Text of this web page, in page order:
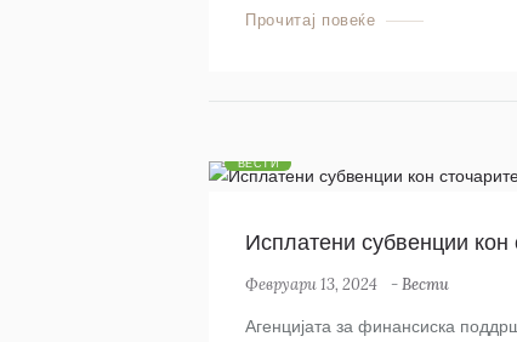
Прочитај повеќе
ВЕСТИ
Исплатени субвенции кон
Февруари 13, 2024 -Вести
Агенцијата за финансиска